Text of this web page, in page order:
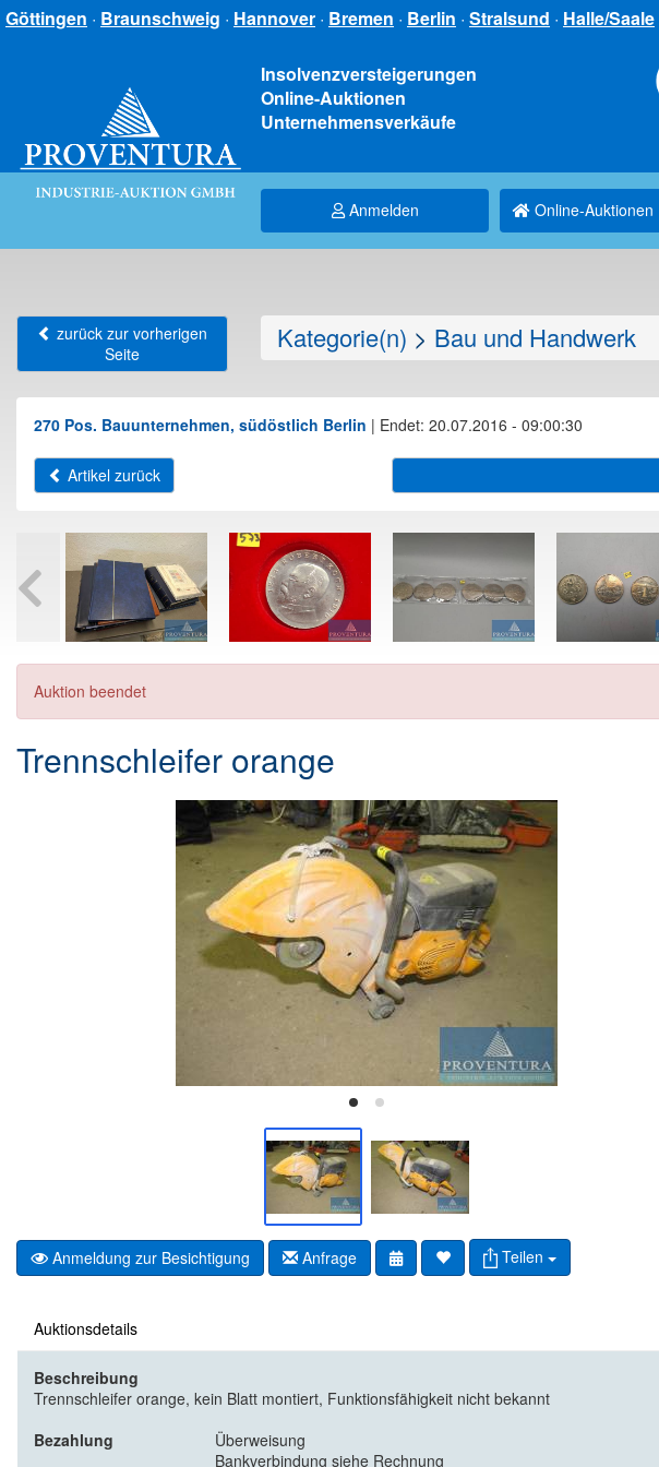
Göttingen · Braunschweig · Hannover · Bremen · Berlin · Stralsund · Halle/Saale
Insolvenzversteigerungen
Online-Auktionen
Unternehmensverkäufe
Anmelden Online-Auktionen
zurück zur vorherigen
Seite
Kategorie(n) > Bau und Handwerk
270 Pos. Bauunternehmen, südöstlich Berlin | Endet: 20.07.2016 - 09:00:30
Artikel zurück
Auktion beendet
Trennschleifer orange
Anmeldung zur Besichtigung Anfrage Teilen
Auktionsdetails
Beschreibung
Trennschleifer orange, kein Blatt montiert, Funktionsfähigkeit nicht bekannt
Bezahlung
Überweisung
Bankverbindung siehe Rechnung